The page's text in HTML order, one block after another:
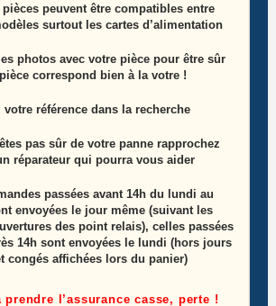
10,00€
pièces peuvent être compatibles entre
surtout les cartes d’alimentation
photos avec votre pièce pour être sûr
correspond bien à la votre !
votre référence dans la recherche
pas sûr de votre panne rapprochez
réparateur qui pourra vous aider
passées avant 14h du lundi au
envoyées le jour même (suivant les
des point relais), celles passées
14h sont envoyées le lundi (hors jours
congés affichées lors du panier)
prendre l’assurance casse, perte !